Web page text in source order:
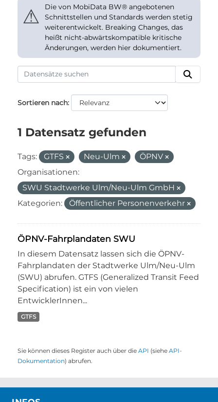
⚠
Die von MobiData BW® angebotenen
Schnittstellen und Standards werden stetig
weiterentwickelt. Breaking Changes, das
heißt nicht-abwärtskompatible kritische
Änderungen, werden hier dokumentiert.
Sortieren nach
1 Datensatz gefunden
Tags: GTFS Neu-Ulm
ÖPNV
Organisationen:
SWU Stadtwerke Ulm/Neu-Ulm GmbH
Kategorien:
Öffentlicher Personenverkehr
ÖPNV-Fahrplandaten SWU
In diesem Datensatz lassen sich die ÖPNV-
Fahrplandaten der Stadtwerke Ulm/Neu-Ulm
(SWU) abrufen. GTFS (Generalized Transit Feed
Specification) ist ein von vielen
EntwicklerInnen...
GTFS
Sie können dieses Register auch über die API (siehe API-
Dokumentation) abrufen.